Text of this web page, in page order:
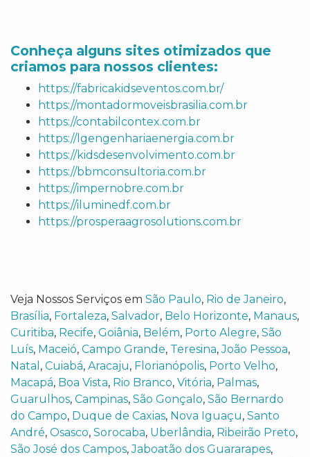
Conheça alguns sites otimizados que
criamos para nossos clientes:
https://fabricakidseventos.com.br/
https://montadormoveisbrasilia.com.br
https://contabilcontex.com.br
https://lgengenhariaenergia.com.br
https://kidsdesenvolvimento.com.br
https://bbmconsultoria.com.br
https://impernobre.com.br
https://iluminedf.com.br
https://prosperaagrosolutions.com.br
Veja Nossos Serviços em São Paulo, Rio de Janeiro,
Brasília, Fortaleza, Salvador, Belo Horizonte, Manaus,
Curitiba, Recife, Goiânia, Belém, Porto Alegre, São
Luís, Maceió, Campo Grande, Teresina,João Pessoa,
Natal , Cuiabá, Aracaju, Florianópolis, Porto Velho,
Macapá, Boa Vista, Rio Branco, Vitória, Palmas,
Guarulhos, Campinas, São Gonçalo, São Bernardo
do Campo, Duque de Caxias, Nova Iguaçu, Santo
André, Osasco, Sorocaba, Uberlândia, Ribeirão Preto,
São José dos Campos,Jaboatão dos Guararapes,